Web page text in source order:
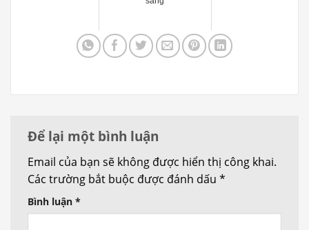
Để lại một bình luận
Email của bạn sẽ không được hiển thị công khai.
Các trường bắt buộc được đánh dấu *
Bình luận *